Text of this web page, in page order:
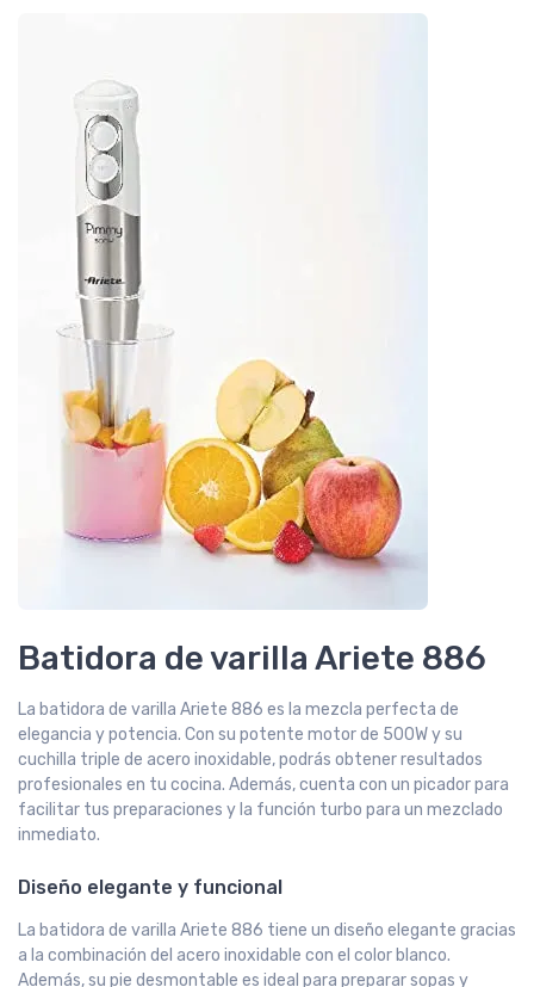
Batidora de varilla Ariete 886
La batidora de varilla Ariete 886 es la mezcla perfecta de
elegancia y potencia. Con su potente motor de 500W y su
cuchilla triple de acero inoxidable, podrás obtener resultados
profesionales en tu cocina. Además, cuenta con un picador para
facilitar tus preparaciones y la función turbo para un mezclado
inmediato.
Diseño elegante y funcional
La batidora de varilla Ariete 886 tiene un diseño elegante gracias
a la combinación del acero inoxidable con el color blanco.
Además, su pie desmontable es ideal para preparar sopas y